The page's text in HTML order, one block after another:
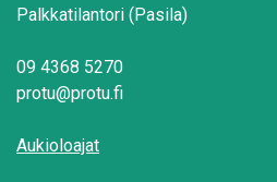
Palkkatilantori (Pasila)
09 4368 5270
protu@protu.fi
Aukioloajat